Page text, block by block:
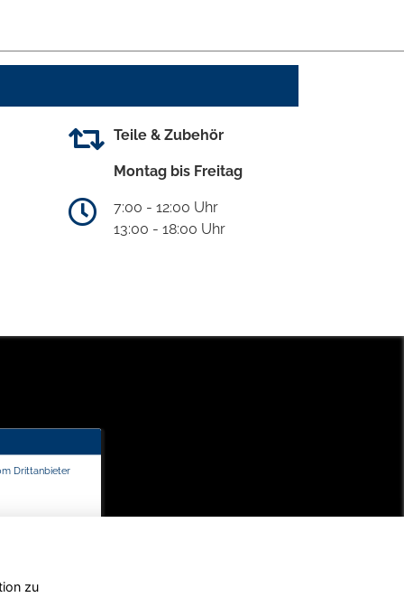
Teile & Zubehör
Montag bis Freitag
7:00 - 12:00 Uhr
13:00 - 18:00 Uhr
Drittanbieter
zu